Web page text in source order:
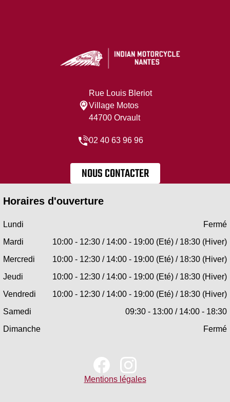
Rue Louis Bleriot
Village Motos
44700 Orvault
02 40 63 96 96
NOUS CONTACTER
Horaires d'ouverture
Lundi
Fermé
Mardi
10:00 - 12:30 / 14:00 - 19:00 (Eté) / 18:30 (Hiver)
Mercredi
10:00 - 12:30 / 14:00 - 19:00 (Eté) / 18:30 (Hiver)
Jeudi
10:00 - 12:30 / 14:00 - 19:00 (Eté) / 18:30 (Hiver)
Vendredi
10:00 - 12:30 / 14:00 - 19:00 (Eté) / 18:30 (Hiver)
Samedi
09:30 - 13:00 / 14:00 - 18:30
Dimanche
Fermé
Mentions légales